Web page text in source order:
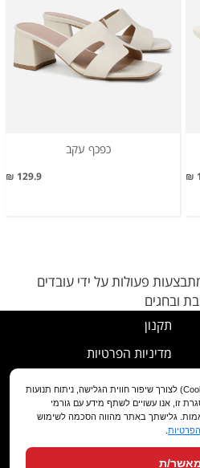
כפכף עקב
129.9 ₪
פעולות על ידי עובדים
ובחגים
תקנון
מדיניות הפרטיות
נוהל ביטול עסקה
מדיניות החלפה/החזרה/ביטול
הצהרת נגישות
באתר זה נעשה שימוש בעוגיות (Cookies) לצורך שיפור חווית הגלישה, ניתוח תנועות
זו, אנו עשויים לשתף מידע עם גורמי
גלישתך באתר מהווה הסכמה לשימוש
הפרטיות
מאשר/ת